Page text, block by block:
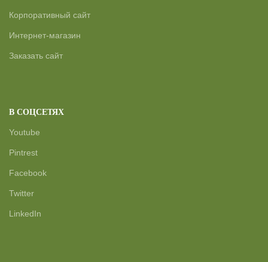
Корпоративный сайт
Интернет-магазин
Заказать сайт
В СОЦСЕТЯХ
Youtube
Pintrest
Facebook
Twitter
LinkedIn